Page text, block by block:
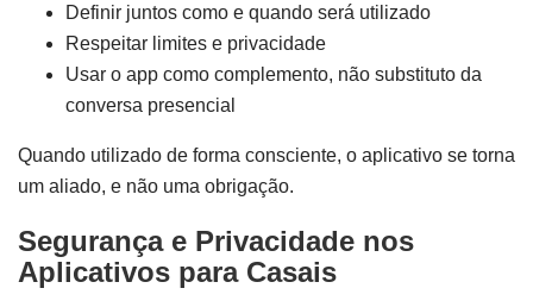
Definir juntos como e quando será utilizado
Respeitar limites e privacidade
Usar o app como complemento, não substituto da
conversa presencial
Quando utilizado de forma consciente, o aplicativo se torna
um aliado, e não uma obrigação.
Segurança e Privacidade nos
Aplicativos para Casais